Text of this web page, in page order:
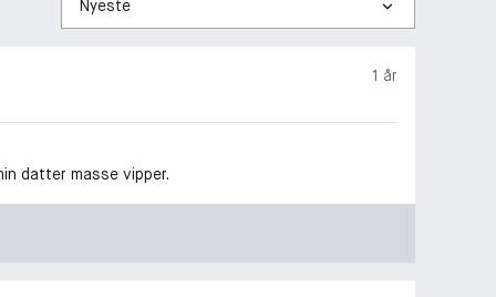
etter
1 år
datter masse vipper.